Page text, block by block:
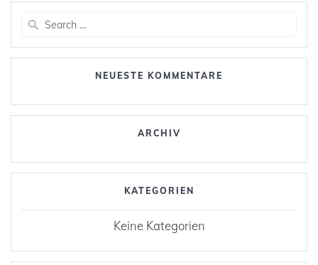
NEUESTE KOMMENTARE
ARCHIV
KATEGORIEN
Keine Kategorien